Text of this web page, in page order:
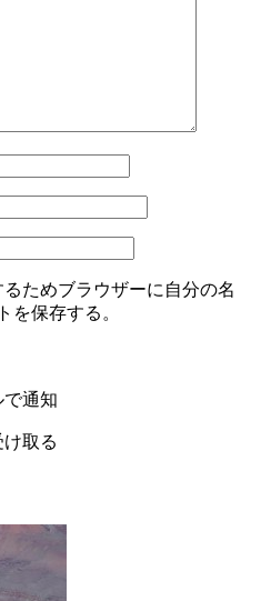
ためブラウザーに自分の名
を保存する。
通知
取る